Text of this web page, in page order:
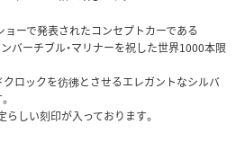
ーで発表されたコンセプトカーである
バーチブル・マリナーを祝した世界1000本限
ロックを彷彿とさせるエレガントなシルバ
らしい刻印が入っております。